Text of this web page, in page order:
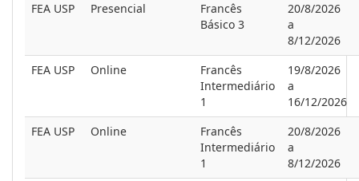
FEA USP
Presencial
Francês
Básico 3
20/8/2026
a
8/12/2026
FEA USP
Online
Francês
Intermediário
1
19/8/2026
a
16/12/2026
FEA USP
Online
Francês
Intermediário
1
20/8/2026
a
8/12/2026